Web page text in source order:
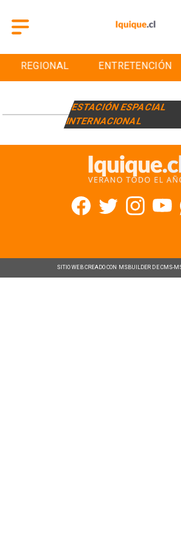
REGIONAL ENTRETENCIÓN
ESTACIÓN ESPACIAL
INTERNACIONAL
SITIO WEB CREADO CON MSBUILDER DE CMS-